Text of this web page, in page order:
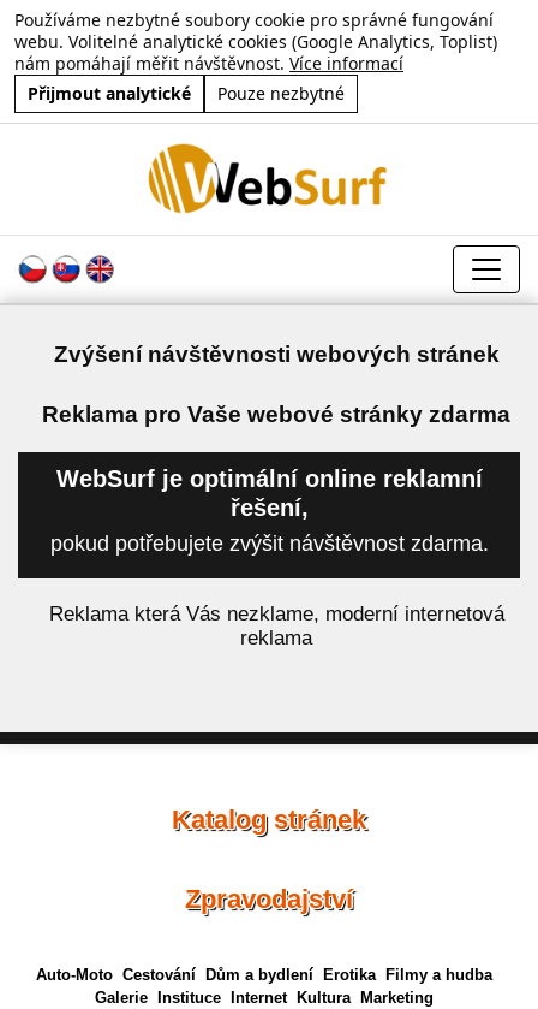
Používáme nezbytné soubory cookie pro správné fungování
webu. Volitelné analytické cookies (Google Analytics, Toplist)
nám pomáhají měřit návštěvnost. Více informací
Přijmout analytické
Pouze nezbytné
Zvýšení návštěvnosti webových stránek
Reklama pro Vaše webové stránky zdarma
WebSurf je optimální online reklamní
řešení,
pokud potřebujete zvýšit návštěvnost zdarma.
Reklama která Vás nezklame, moderní internetová
reklama
Katalog stránek
Zpravodajství
Auto-Moto Cestování Dům a bydlení Erotika
Filmy a hudba
Galerie
Instituce Internet Kultura
Marketing